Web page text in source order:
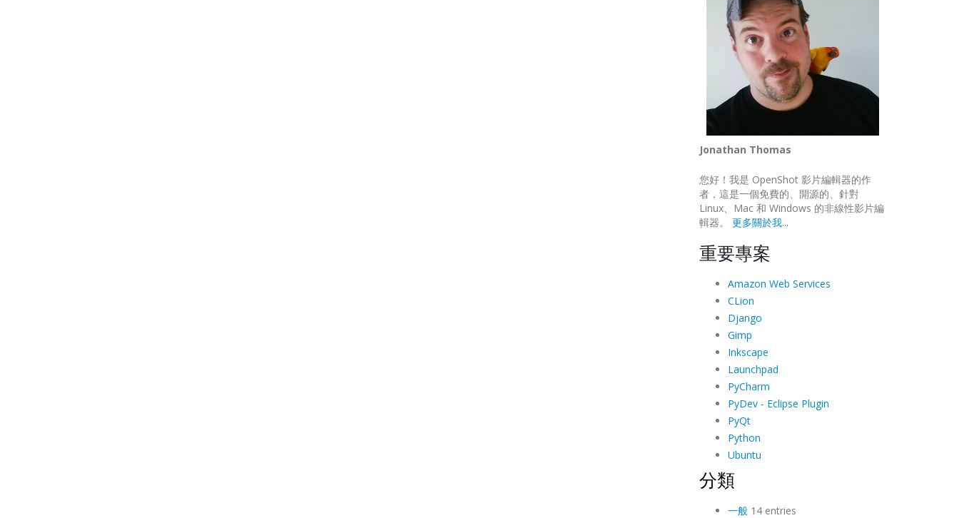
Jonathan Thomas
您好！我是 OpenShot 影片編輯器的作
者，這是一個免費的、開源的、針對
Linux、Mac 和 Windows 的非線性影片編
輯器。 更多關於我...
重要專案
Amazon Web Services
CLion
Django
Gimp
Inkscape
Launchpad
PyCharm
PyDev - Eclipse Plugin
PyQt
Python
Ubuntu
分類
一般14 entries